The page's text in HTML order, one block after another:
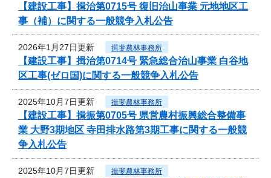
【建設工事】揖治第0715号 復旧治山事業 元地地区工
事（補）に関する一般競争入札公告
2026年1月27日更新 揖斐農林事務所
【建設工事】揖治第0714号 緊急総合治山事業 白谷地
区工事(ゼロ国)に関する一般競争入札公告
2025年10月7日更新 揖斐農林事務所
【建設工事】揖振第0705号 県営農村振興総合整備事
業 大野3期地区 寺田排水路第3期工事に関する一般競
争入札公告
2025年10月7日更新 揖斐農林事務所